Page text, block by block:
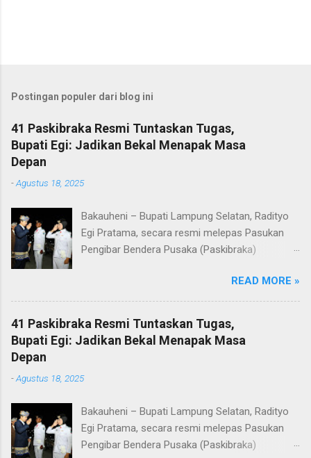
Postingan populer dari blog ini
41 Paskibraka Resmi Tuntaskan Tugas,
Bupati Egi: Jadikan Bekal Menapak Masa
Depan
-Agustus 18, 2025
Bakauheni – Bupati Lampung Selatan, Radityo
Egi Pratama, secara resmi melepas Pasukan
Pengibar Bendera Pusaka (Paskibraka)
Pelepasan dilakukan usai upacara penurunan
bendera di Lapangan Menara Siger, Bakauheni,
Minggu malam (17/8/2025). Sebanyak 41
anggota Paskibraka yang sebelumnya sukses
mengibarkan Sang Saka Merah Putih pada
Indonesia di Kabupaten Lampung Selatan, kini
dengan penuh apresiasi atas dedikasi, disiplin,
dan semangat kebangsaan yang ditunjukkan
sepanjang rangkaian acara. Dalam
READ MORE »
41 Paskibraka Resmi Tuntaskan Tugas,
Bupati Egi: Jadikan Bekal Menapak Masa
Depan
-Agustus 18, 2025
Bakauheni – Bupati Lampung Selatan, Radityo
Egi Pratama, secara resmi melepas Pasukan
Pengibar Bendera Pusaka (Paskibraka)